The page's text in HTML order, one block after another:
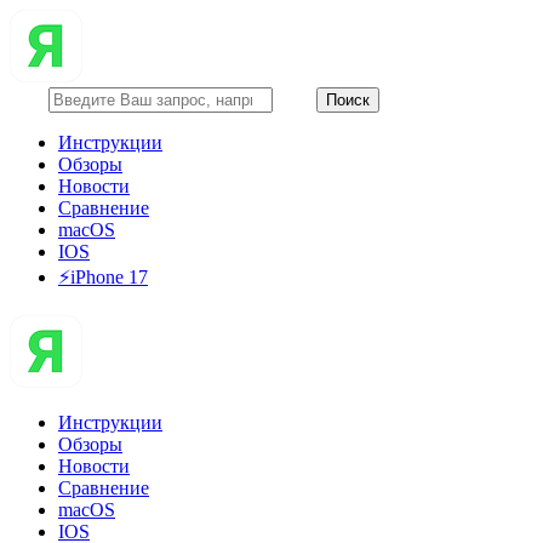
Инструкции
Обзоры
Новости
Сравнение
macOS
IOS
⚡️iPhone 17
Инструкции
Обзоры
Новости
Сравнение
macOS
IOS